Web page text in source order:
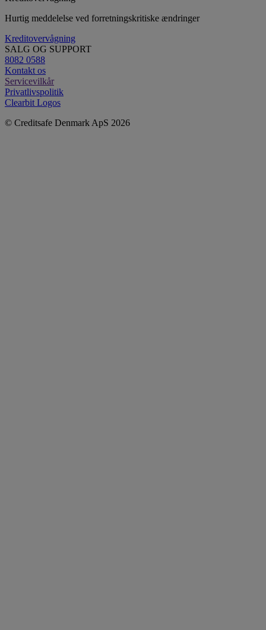
Hurtig meddelelse ved forretningskritiske ændringer
Kreditovervågning
SALG OG SUPPORT
8082 0588
Kontakt os
Servicevilkår
Privatlivspolitik
Clearbit Logos
© Creditsafe Denmark ApS 2026